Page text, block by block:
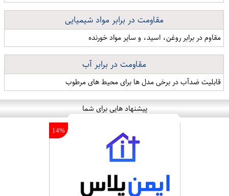
مقاومت در برابر مواد شیمیایی
مقاوم در برابر روغن، اسید، و سایر مواد خورنده
مقاومت در برابر آب
قابلیت ضدآب در برخی مدل ها برای محیط های مرطوب
پیشنهاد هایی برای شما
14%